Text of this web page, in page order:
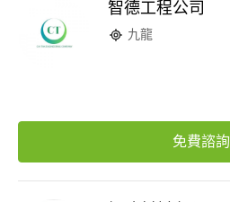
智德工程公司
九龍
免費諮詢